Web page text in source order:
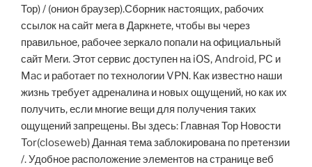
Тор) / (онион браузер).Сборник настоящих, рабочих
ссылок на сайт мега в Даркнете, чтобы вы через
правильное, рабочее зеркало попали на официальный
сайт Меги. Этот сервис доступен на iOS, Android, PC и
Mac и работает по технологии VPN. Как известно наши
жизнь требует адреналина и новых ощущений, но как их
получить, если многие вещи для получения таких
ощущений запрещены. Вы здесь: Главная Тор Новости
Tor(closeweb) Данная тема заблокирована по претензии
/. Удобное расположение элементов на странице веб